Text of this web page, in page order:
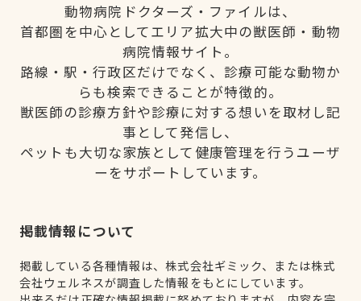
動物病院ドクターズ・ファイルは、
首都圏を中心としてエリア拡大中の獣医師・動物
病院情報サイト。
路線・駅・行政区だけでなく、診療可能な動物か
らも検索できることが特徴的。
獣医師の診療方針や診療に対する想いを取材し記
事として発信し、
ペットも大切な家族として健康管理を行うユーザ
ーをサポートしています。
掲載情報について
掲載している各種情報は、株式会社ギミック、または株式
会社ウェルネスが調査した情報をもとにしています。